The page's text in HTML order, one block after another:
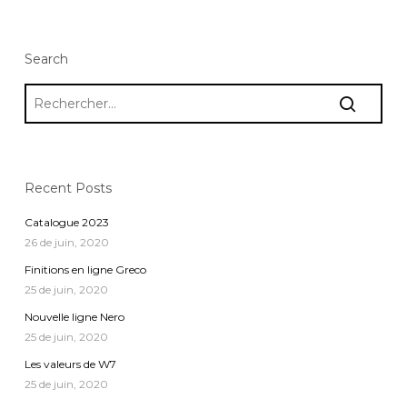
Search
Recent Posts
Catalogue 2023
26 de juin, 2020
Finitions en ligne Greco
25 de juin, 2020
Nouvelle ligne Nero
25 de juin, 2020
Les valeurs de W7
25 de juin, 2020